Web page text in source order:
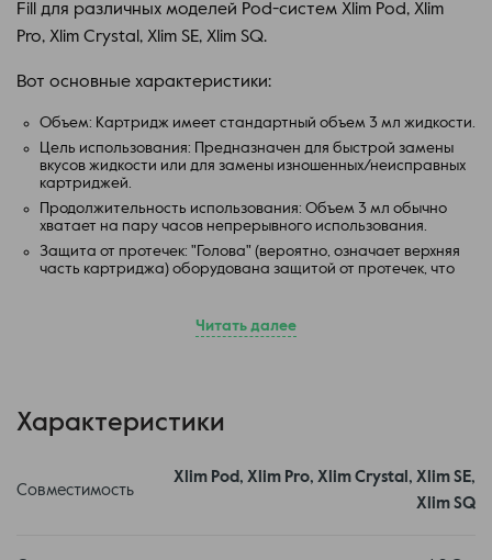
Fill для различных моделей Pod-систем Xlim Pod, Xlim
Pro, Xlim Crystal, Xlim SE, Xlim SQ.
Вот основные характеристики:
Объем: Картридж имеет стандартный объем 3 мл жидкости.
Цель использования: Предназначен для быстрой замены
вкусов жидкости или для замены изношенных/неисправных
картриджей.
Продолжительность использования: Объем 3 мл обычно
хватает на пару часов непрерывного использования.
Защита от протечек: "Голова" (вероятно, означает верхняя
часть картриджа) оборудована защитой от протечек, что
соединение, которое обеспечивает быструю и надежную
Читать далее
Характеристики
Совместимость
Xlim Pod, Xlim Pro, Xlim Crystal, Xlim SE,
Xlim SQ